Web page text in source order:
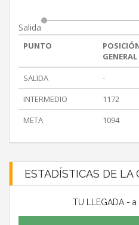
Salida
PUNTO
GENERAL
SALIDA
-
INTERMEDIO
1172
META
1094
ESTADÍSTICAS DE LA
TU LLEGADA -